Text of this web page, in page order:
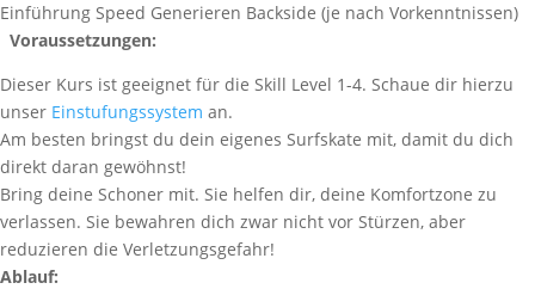
Einführung Speed Generieren Backside (je nach Vorkenntnissen)
Voraussetzungen:
Dieser Kurs ist geeignet für die Skill Level 1-4. Schaue dir hierzu
unser Einstufungssystem an.
Am besten bringst du dein eigenes Surfskate mit, damit du dich
direkt daran gewöhnst!
Bring deine Schoner mit. Sie helfen dir, deine Komfortzone zu
verlassen. Sie bewahren dich zwar nicht vor Stürzen, aber
reduzieren die Verletzungsgefahr!
Ablauf: